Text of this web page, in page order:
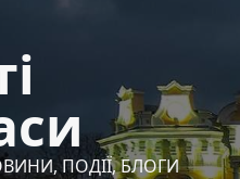
ПОДІЇ, БЛОГИ